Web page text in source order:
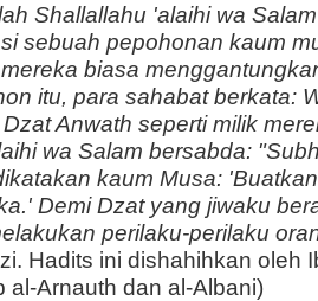
Shallallahu 'alaihi wa
sebuah pepohonan kaum
biasa
itu, para sahabat berkata:
Anwath seperti milik
wa Salam bersabda:
kaum Musa:
Demi Dzat yang jiwaku
perilaku-perilaku
Hadits ini dishahihkan oleh
al-Arnauth dan al-Albani)